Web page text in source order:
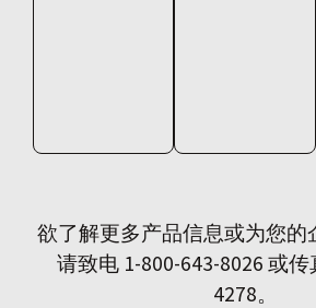
欲了解更多产品信息或为您的
请致电 1-800-643-8026 或传
4278。